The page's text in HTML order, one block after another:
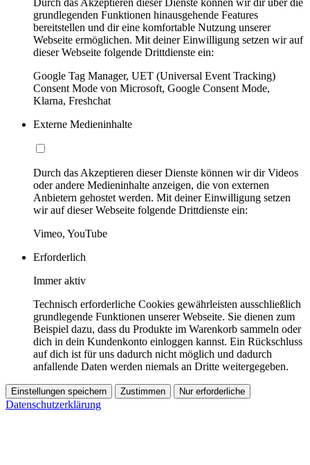
grundlegenden Funktionen hinausgehende Features
bereitstellen und dir eine komfortable Nutzung unserer
Webseite ermöglichen. Mit deiner Einwilligung setzen wir auf
dieser Webseite folgende Drittdienste ein:
Google Tag Manager, UET (Universal Event Tracking)
Consent Mode von Microsoft, Google Consent Mode,
Klarna, Freshchat
Externe Medieninhalte
Durch das Akzeptieren dieser Dienste können wir dir Videos
oder andere Medieninhalte anzeigen, die von externen
Anbietern gehostet werden. Mit deiner Einwilligung setzen
wir auf dieser Webseite folgende Drittdienste ein:
Vimeo, YouTube
Erforderlich
Immer aktiv
Technisch erforderliche Cookies gewährleisten ausschließlich
grundlegende Funktionen unserer Webseite. Sie dienen zum
Beispiel dazu, dass du Produkte im Warenkorb sammeln oder
dich in dein Kundenkonto einloggen kannst. Ein Rückschluss
auf dich ist für uns dadurch nicht möglich und dadurch
anfallende Daten werden niemals an Dritte weitergegeben.
Einstellungen speichern Zustimmen Nur erforderliche
Datenschutzerklärung